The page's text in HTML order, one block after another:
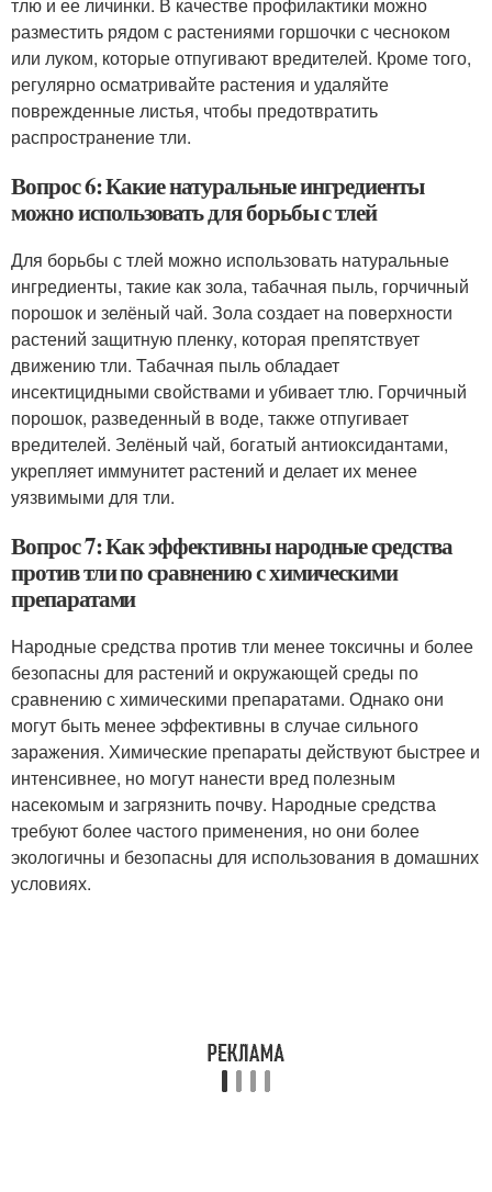
разместить рядом с растениями горшочки с чесноком
или луком, которые отпугивают вредителей. Кроме того,
регулярно осматривайте растения и удаляйте
поврежденные листья, чтобы предотвратить
распространение тли.
Вопрос 6: Какие натуральные ингредиенты
можно использовать для борьбы с тлей
Для борьбы с тлей можно использовать натуральные
ингредиенты, такие как зола, табачная пыль, горчичный
порошок и зелёный чай. Зола создает на поверхности
растений защитную пленку, которая препятствует
движению тли. Табачная пыль обладает
инсектицидными свойствами и убивает тлю. Горчичный
порошок, разведенный в воде, также отпугивает
вредителей. Зелёный чай, богатый антиоксидантами,
укрепляет иммунитет растений и делает их менее
уязвимыми для тли.
Вопрос 7: Как эффективны народные средства
против тли по сравнению с химическими
препаратами
Народные средства против тли менее токсичны и более
безопасны для растений и окружающей среды по
сравнению с химическими препаратами. Однако они
могут быть менее эффективны в случае сильного
заражения. Химические препараты действуют быстрее и
интенсивнее, но могут нанести вред полезным
насекомым и загрязнить почву. Народные средства
требуют более частого применения, но они более
экологичны и безопасны для использования в домашних
условиях.